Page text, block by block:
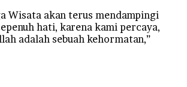
Wisata akan terus mendampingi
hati, karena kami percaya,
adalah sebuah kehormatan,”